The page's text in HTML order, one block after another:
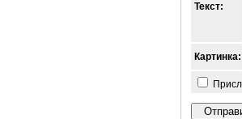
Текст:
Картинка: